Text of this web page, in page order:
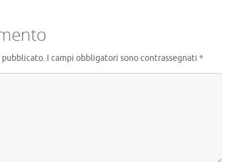
pubblicato. I campi obbligatori sono contrassegnati *